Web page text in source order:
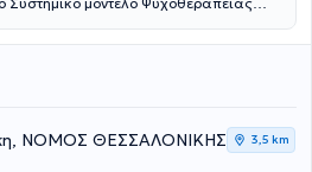
στο UCLAN και πιστοποίηση στη
" Bachelor of Science in Clinical
Lancashire" Αναγνωρισμένο από
πραγματοποιήσει επιμορφωτικό
και Συμβουλευτική πένθους για
ΝΟΜΟΣ ΘΕΣΣΑΛΟΝΙΚΗΣ 3,5 km